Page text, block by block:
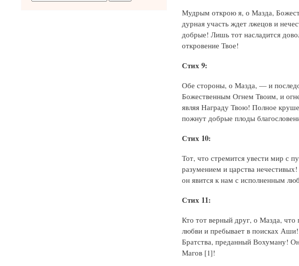
Мудрым открою я, о Мазда,
дурная участь ждет лжецов и
добрые! Лишь тот насладится
откровение Твое!
Стих 9:
Обе стороны, о Мазда, — и
Божественным Огнем Твоим, и
являя Награду Твою! Полное
пожнут добрые плоды
Стих 10:
Тот, что стремится увести мир с
разумением и царства
он явится к нам с исполненным
Стих 11:
Кто тот верный друг, о Мазда,
любви и пребывает в поисках
Братства, преданный Вохуману!
Магов [1]!